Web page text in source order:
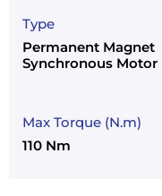
Type
Permanent Magnet
Synchronous Motor
Max Torque (N.m)
110 Nm